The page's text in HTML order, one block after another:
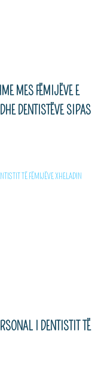
MES FËMIJËVE E
DENTISTËVE SIPAS
I DENTISTIT TË